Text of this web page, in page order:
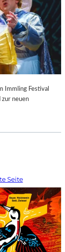
Immling Festival
neuen
Seite